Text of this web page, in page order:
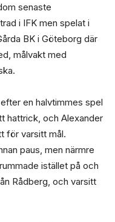
senaste
i IFK men spelat i
BK i Göteborg där
målvakt med
en halvtimmes spel
hattrick, och Alexander
för varsitt mål.
paus, men närmre
istället på och
Rådberg, och varsitt